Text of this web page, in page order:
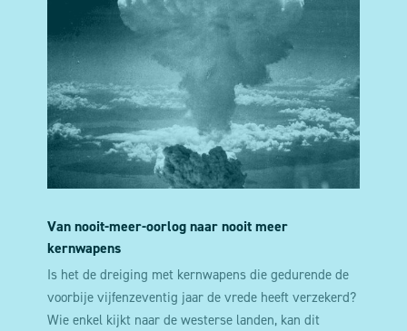
Van nooit-meer-oorlog naar nooit meer
kernwapens
Is het de dreiging met kernwapens die gedurende de
voorbije vijfenzeventig jaar de vrede heeft verzekerd?
Wie enkel kijkt naar de westerse landen, kan dit